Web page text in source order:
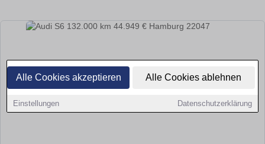
Alle Cookies akzeptieren Alle Cookies ablehnen
Einstellungen Datenschutzerklärung